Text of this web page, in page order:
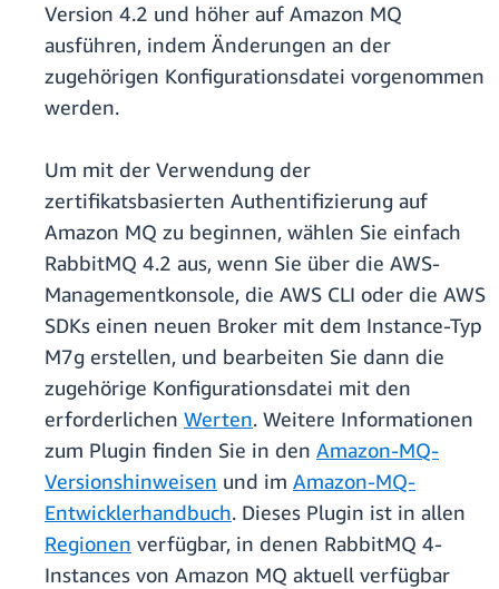
Version 4.2 und höher auf Amazon MQ
ausführen, indem Änderungen an der
zugehörigen Konfigurationsdatei vorgenommen
werden.
Um mit der Verwendung der
zertifikatsbasierten Authentifizierung auf
Amazon MQ zu beginnen, wählen Sie einfach
RabbitMQ 4.2 aus, wenn Sie über die AWS-
Managementkonsole, die AWS CLI oder die AWS
SDKs einen neuen Broker mit dem Instance-Typ
M7g erstellen, und bearbeiten Sie dann die
zugehörige Konfigurationsdatei mit den
erforderlichen Werten. Weitere Informationen
zum Plugin finden Sie in den Amazon-MQ-
Versionshinweisen und im Amazon-MQ-
Entwicklerhandbuch. Dieses Plugin ist in allen
Regionen verfügbar, in denen RabbitMQ 4-
Instances von Amazon MQ aktuell verfügbar